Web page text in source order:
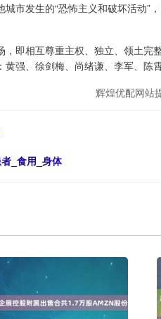
市发生的“恐怖主义和破坏活动”
即相互尊重主权、独立、领土完
黄强、徐剑梅、尚绪谦、李军、
辉煌优配网站
_食用_身体